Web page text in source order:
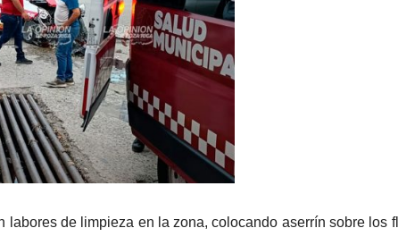
de limpieza en la zona, colocando aserrín sobre los